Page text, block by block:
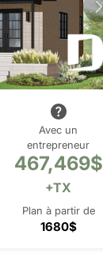
Avec un
entrepreneur
467,469$
+TX
Plan à partir de
1680$